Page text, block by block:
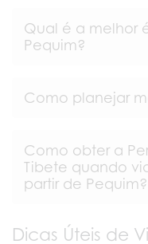
Qual é a melhor
Pequim?
Como planejar
Como obter a
Tibete quando
partir de Pequim?
Dicas Úteis de